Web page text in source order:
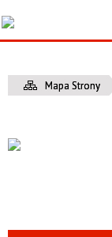
Mapa Strony